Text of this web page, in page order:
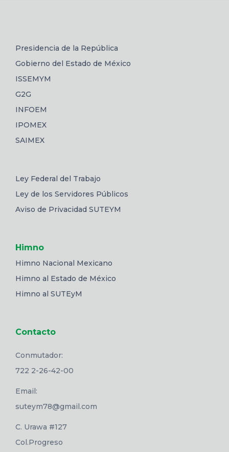
Presidencia de la República
Gobierno del Estado de México
ISSEMYM
G2G
INFOEM
IPOMEX
SAIMEX
Ley Federal del Trabajo
Ley de los Servidores Públicos
Aviso de Privacidad SUTEYM
Himno
Himno Nacional Mexicano
Himno al Estado de México
Himno al SUTEyM
Contacto
Conmutador:
722 2-26-42-00
Email:
suteym78@gmail.com
C. Urawa #127
Col.Progreso